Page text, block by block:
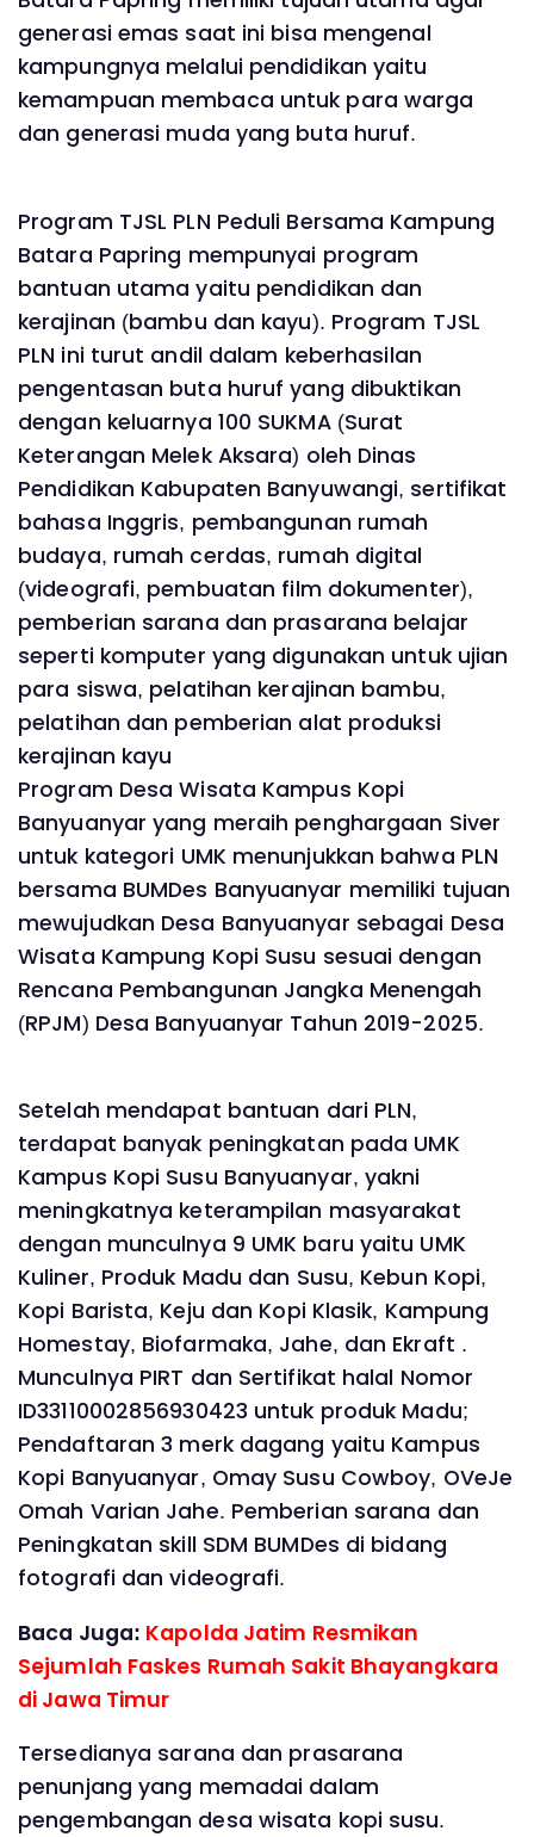
generasi emas saat ini bisa mengenal
kampungnya melalui pendidikan yaitu
kemampuan membaca untuk para warga
dan generasi muda yang buta huruf.
Program TJSL PLN Peduli Bersama Kampung
Batara Papring mempunyai program
bantuan utama yaitu pendidikan dan
kerajinan (bambu dan kayu). Program TJSL
PLN ini turut andil dalam keberhasilan
pengentasan buta huruf yang dibuktikan
dengan keluarnya 100 SUKMA (Surat
Keterangan Melek Aksara) oleh Dinas
Pendidikan Kabupaten Banyuwangi, sertifikat
bahasa Inggris, pembangunan rumah
budaya, rumah cerdas, rumah digital
(videografi, pembuatan film dokumenter),
pemberian sarana dan prasarana belajar
seperti komputer yang digunakan untuk ujian
para siswa, pelatihan kerajinan bambu,
pelatihan dan pemberian alat produksi
kerajinan kayu
Program Desa Wisata Kampus Kopi
Banyuanyar yang meraih penghargaan Siver
untuk kategori UMK menunjukkan bahwa PLN
bersama BUMDes Banyuanyar memiliki tujuan
mewujudkan Desa Banyuanyar sebagai Desa
Wisata Kampung Kopi Susu sesuai dengan
Rencana Pembangunan Jangka Menengah
(RPJM) Desa Banyuanyar Tahun 2019-2025.
Setelah mendapat bantuan dari PLN,
terdapat banyak peningkatan pada UMK
Kampus Kopi Susu Banyuanyar, yakni
meningkatnya keterampilan masyarakat
dengan munculnya 9 UMK baru yaitu UMK
Kuliner, Produk Madu dan Susu, Kebun Kopi,
Kopi Barista, Keju dan Kopi Klasik, Kampung
Homestay, Biofarmaka, Jahe, dan Ekraft .
Munculnya PIRT dan Sertifikat halal Nomor
ID33110002856930423 untuk produk Madu;
Pendaftaran 3 merk dagang yaitu Kampus
Kopi Banyuanyar, Omay Susu Cowboy, OVeJe
Omah Varian Jahe. Pemberian sarana dan
Peningkatan skill SDM BUMDes di bidang
fotografi dan videografi.
Baca Juga: Kapolda Jatim Resmikan
Sejumlah Faskes Rumah Sakit Bhayangkara
di Jawa Timur
Tersedianya sarana dan prasarana
penunjang yang memadai dalam
pengembangan desa wisata kopi susu.